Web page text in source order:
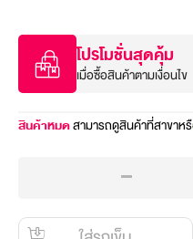
โปรโมชั่นสุดคุ้ม
เมื่อซื้อสินค้าตามเงื่อนไข
สินค้าหมดสามารถดูสินค้าที่สาขาห